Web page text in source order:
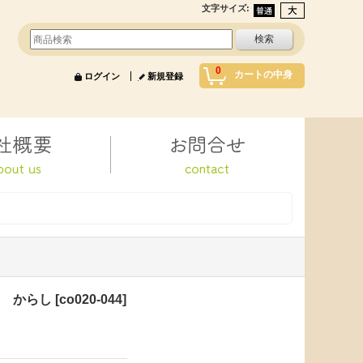
文字サイズ:
0 カートの中身
ログイン 新規登録
からし [co020-044]